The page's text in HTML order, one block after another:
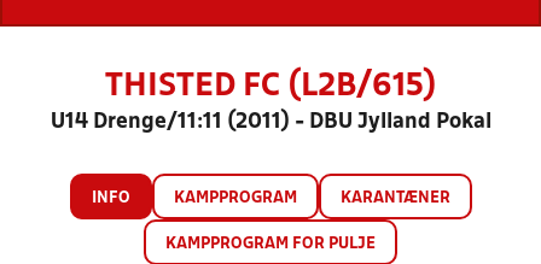
THISTED FC (L2B/615)
U14 Drenge/11:11 (2011) - DBU Jylland Pokal
INFO KAMPPROGRAM KARANTÆNER
KAMPPROGRAM FOR PULJE